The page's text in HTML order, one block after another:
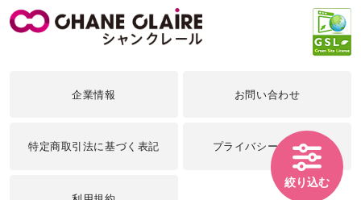
絞り込む
企業情報 お問い合わせ
特定商取引法に基づく表記 プライバシーポリシー